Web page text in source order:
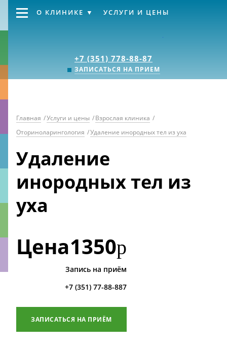
+7 (351) 778-88-87
ЗАПИСАТЬСЯ НА ПРИЕМ
О КЛИНИКЕ УСЛУГИ И ЦЕНЫ
Главная /Услуги и цены /Взрослая клиника /
Оториноларингология /Удаление инородных тел из уха
Удаление
инородных тел из
уха
Цена1350р
Запись на приём
+7 (351) 77-88-887
ЗАПИСАТЬСЯ НА ПРИЁМ